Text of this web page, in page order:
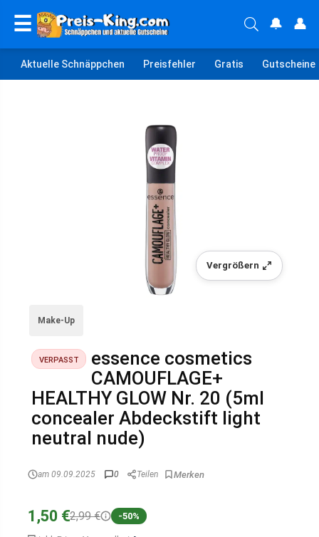
☰ 🔔 👤
Aktuelle Schnäppchen Preisfehler Gratis Gutscheine
Vergrößern
Make-Up
VERPASST
essence cosmetics
CAMOUFLAGE+
HEALTHY GLOW Nr. 20 (5ml
concealer Abdeckstift light
neutral nude)
am 09.09.2025 0 Teilen
1,50 €2,99 € -50%